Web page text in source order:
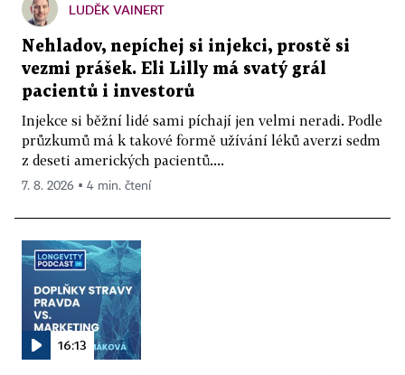
LUDĚK VAINERT
Nehladov, nepíchej si injekci, prostě si
vezmi prášek. Eli Lilly má svatý grál
pacientů i investorů
Injekce si běžní lidé sami píchají jen velmi neradi. Podle
průzkumů má k takové formě užívání léků averzi sedm
z deseti amerických pacientů....
7. 8. 2026 ▪ 4 min. čtení
16:13